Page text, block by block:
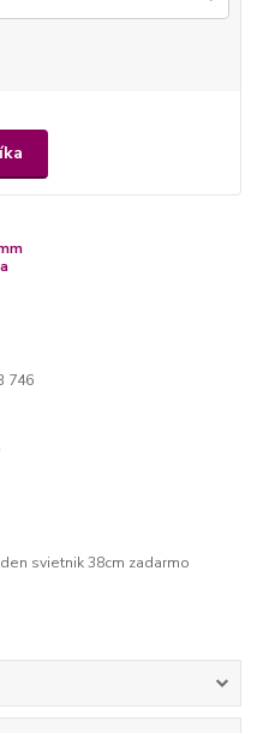
746
svietnik 38cm zadarmo